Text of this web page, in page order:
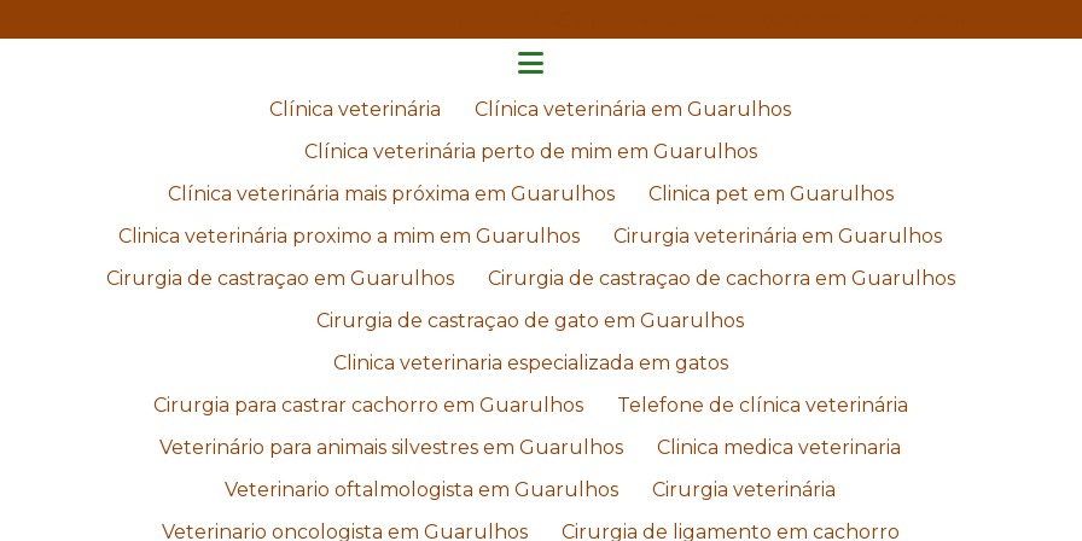
Clínica veterinária
Clínica veterinária em Guarulhos
Clínica veterinária perto de mim em Guarulhos
Clínica veterinária mais próxima em Guarulhos
Clinica pet em Guarulhos
Clinica veterinária proximo a mim em Guarulhos
Cirurgia veterinária em Guarulhos
Cirurgia de castraçao em Guarulhos
Cirurgia de castraçao de cachorra em Guarulhos
Cirurgia de castraçao de gato em Guarulhos
Clinica veterinaria especializada em gatos
Cirurgia para castrar cachorro em Guarulhos
Telefone de clínica veterinária
Veterinário para animais silvestres em Guarulhos
Clinica medica veterinaria
Veterinario oftalmologista em Guarulhos
Cirurgia veterinária
Veterinario oncologista em Guarulhos
Cirurgia de ligamento em cachorro